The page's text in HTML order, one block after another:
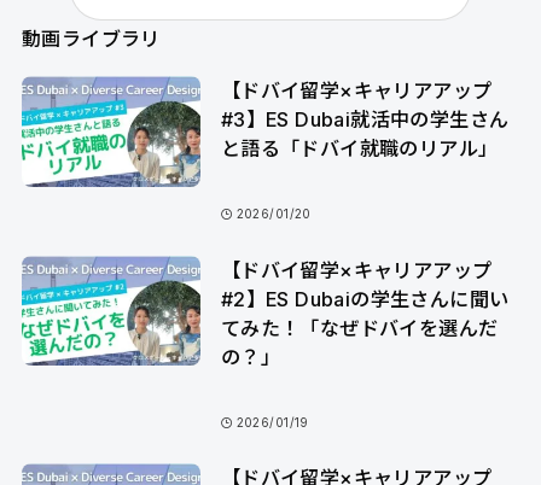
動画ライブラリ
【ドバイ留学×キャリアアップ
#3】ES Dubai就活中の学生さん
と語る「ドバイ就職のリアル」
2026/01/20
【ドバイ留学×キャリアアップ
#2】ES Dubaiの学生さんに聞い
てみた！「なぜドバイを選んだ
の？」
2026/01/19
【ドバイ留学×キャリアアップ